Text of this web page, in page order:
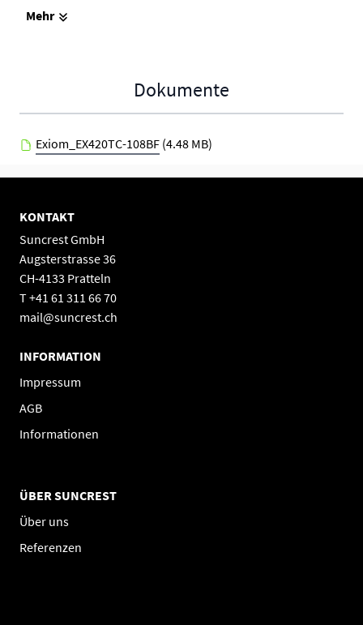
Produktgarantie
Mehr
Dokumente
Exiom_EX420TC-108BF (4.48 MB)
KONTAKT
Suncrest GmbH
Augsterstrasse 36
CH-4133 Pratteln
T +41 61 311 66 70
mail@suncrest.ch
INFORMATION
Impressum
AGB
Informationen
ÜBER SUNCREST
Über uns
Referenzen